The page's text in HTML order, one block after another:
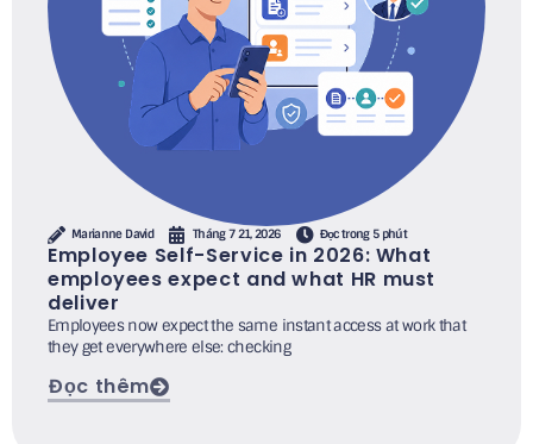
Marianne David Tháng 7 21, 2026 Đọc trong 5 phút
Employee Self-Service in 2026: What
employees expect and what HR must
deliver
Employees now expect the same instant access at work that
they get everywhere else: checking
Đọc thêm